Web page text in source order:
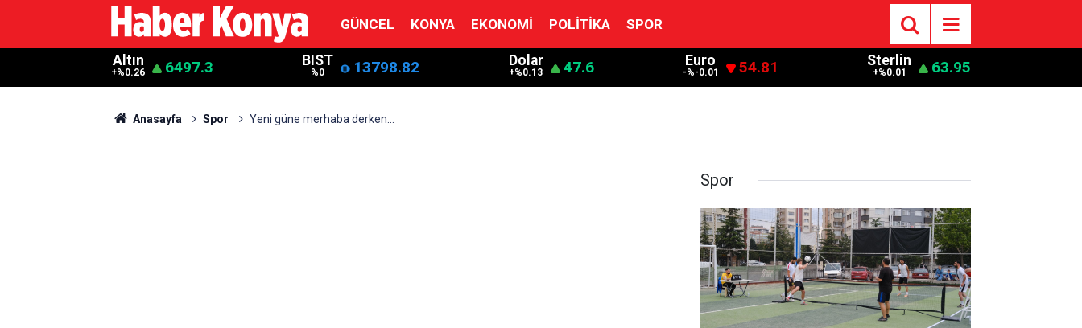
GÜNCEL KONYA EKONOMI POLITIKA SPOR
Altın
+%0.26 6497.3 BIST
%0 13798.82 Dolar
+%0.13 47.6 Euro
-%-0.01 54.81 Sterlin
+%0.01 63.95
Anasayfa Spor Yeni güne merhaba derken…
Spor